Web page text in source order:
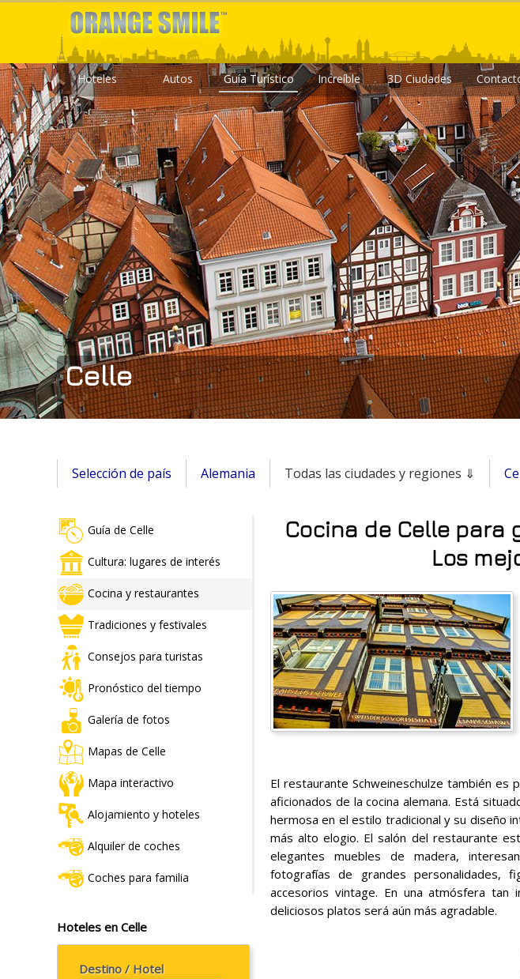
Hoteles Autos Guía Turístico Increíble 3D Ciudades
Celle
Selección de país Alemania Todas las ciudades y regiones ⇓
Guía de Celle
Cultura: lugares de interés
Cocina y restaurantes
Tradiciones y festivales
Consejos para turistas
Pronóstico del tiempo
Galería de fotos
Mapas de Celle
Mapa interactivo
Alojamiento y hoteles
Alquiler de coches
Coches para familia
Hoteles en Celle
Destino / Hotel
Cocina de Celle para
Los
El restaurante Schweineschulze también es
aficionados de la cocina alemana. Está
hermosa en el estilo tradicional y su diseño
más alto elogio. El salón del restaurante
elegantes muebles de madera,
fotografías de grandes personalidades,
accesorios vintage. En una atmósfera tan
deliciosos platos será aún más agradable.